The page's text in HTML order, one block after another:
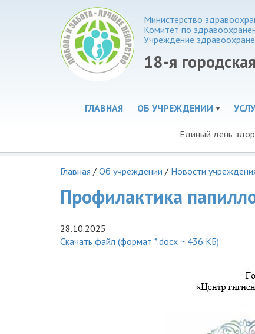
Министерство
Комитет по
Учреждение
18-я
ГЛАВНАЯ ОБ УЧРЕЖДЕНИИ
Единый день
Главная / Об учреждении / Новости
Профилактика
28.10.2025
Скачать файл (формат *.docx ~ 436 КБ)